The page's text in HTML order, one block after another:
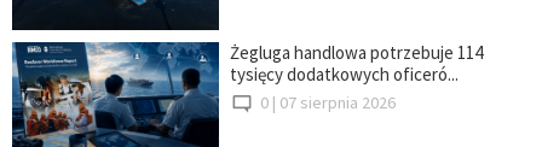
Żegluga handlowa potrzebuje 114
tysięcy dodatkowych oficeró...
0 | 07 sierpnia 2026